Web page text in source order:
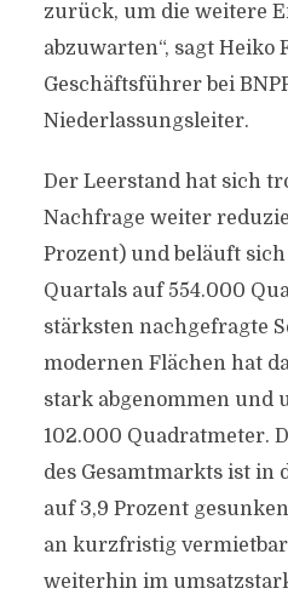
zurück, um die weitere
abzuwarten“, sagt Heiko
Geschäftsführer bei
Niederlassungsleiter.
Der Leerstand hat sich
Nachfrage weiter
Prozent) und beläuft
Quartals auf 554.000
stärksten nachgefragte
modernen Flächen hat
stark abgenommen und
102.000 Quadratmeter.
des Gesamtmarkts ist in
auf 3,9 Prozent
an kurzfristig
weiterhin im